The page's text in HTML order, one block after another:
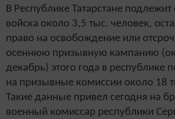
В Республике Татарстане подлежит
войска около 3,5 тыс. человек,
право на освобождение или
осеннюю призывную кампанию
декабрь) этого года в республике
на призывные комиссии около 18
Такие данные привел сегодня на
военный комиссар республики